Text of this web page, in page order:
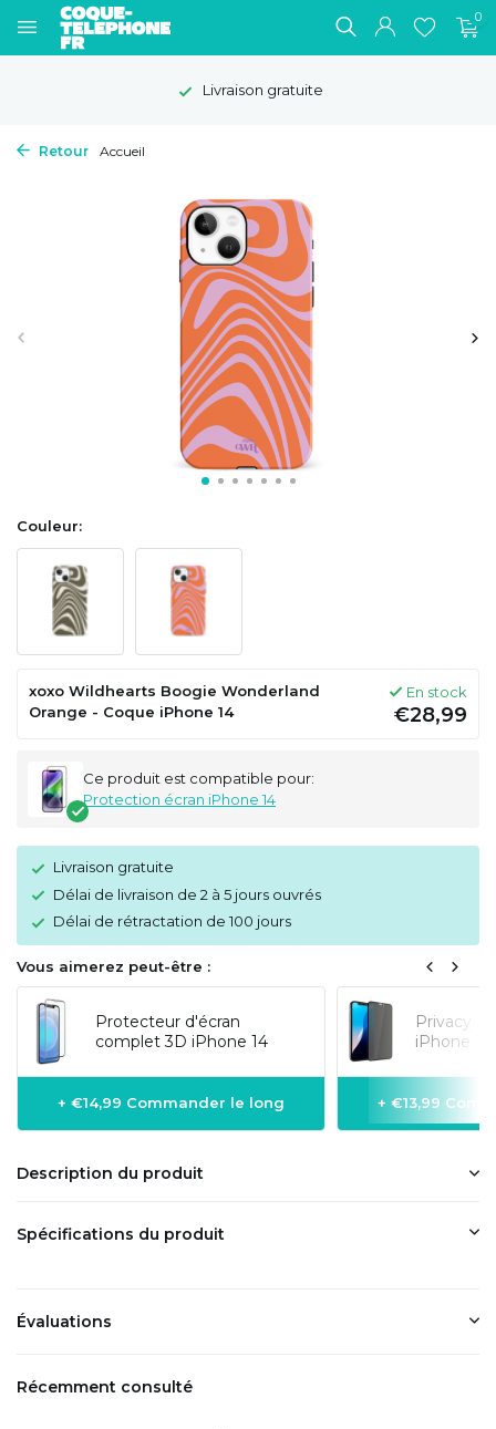
0
Livraison gratuite
Retour Accueil
Couleur:
xoxo Wildhearts Boogie Wonderland
Orange - Coque iPhone 14
En stock
€28,99
Ce produit est compatible pour:
Protection écran iPhone 14
Livraison gratuite
Délai de livraison de 2 à 5 jours ouvrés
Délai de rétractation de 100 jours
Vous aimerez peut-être :
Protecteur d'écran
complet 3D iPhone 14
+ €14,99 Commander le long
Privacy
iPhone 14
+ €13,99
Description du produit
Spécifications du produit
Évaluations
Récemment consulté